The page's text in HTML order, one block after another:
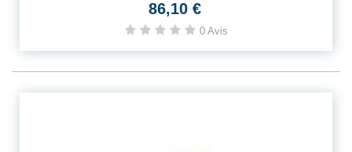
86,10 €
0 Avis